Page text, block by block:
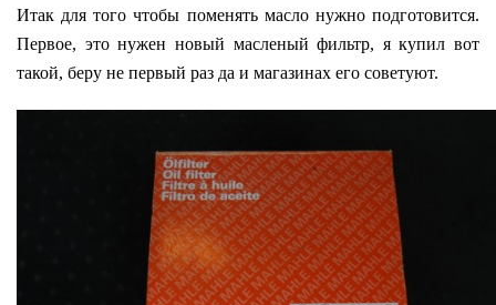
Итак для того чтобы поменять масло нужно подготовится.
Первое, это нужен новый масленый фильтр, я купил вот
такой, беру не первый раз да и магазинах его советуют.